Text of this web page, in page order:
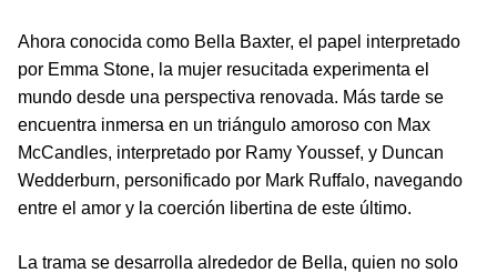
Ahora conocida como Bella Baxter, el papel interpretado
por Emma Stone, la mujer resucitada experimenta el
mundo desde una perspectiva renovada. Más tarde se
encuentra inmersa en un triángulo amoroso con Max
McCandles, interpretado por Ramy Youssef, y Duncan
Wedderburn, personificado por Mark Ruffalo, navegando
entre el amor y la coerción libertina de este último.
La trama se desarrolla alrededor de Bella, quien no solo